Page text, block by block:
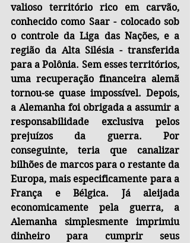
valioso território rico em carvão,
conhecido como Saar - colocado sob
o controle da Liga das Nações, e a
região da Alta Silésia - transferida
para a Polônia. Sem esses territórios,
uma recuperação financeira alemã
tornou-se quase impossível. Depois,
a Alemanha foi obrigada a assumir a
responsabilidade exclusiva pelos
prejuízos da guerra. Por
conseguinte, teria que canalizar
bilhões de marcos para o restante da
Europa, mais especificamente para a
França e Bélgica. Já aleijada
economicamente pela guerra, a
Alemanha simplesmente imprimiu
dinheiro para cumprir seus